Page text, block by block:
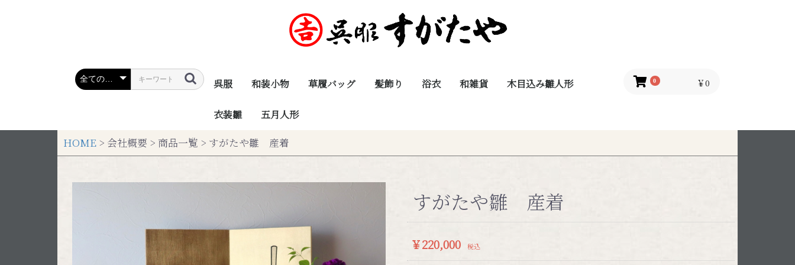
呉服 和装小物 草履バッグ 髪飾り 浴衣 和雑貨 木目込み雛人形
衣装雛 五月人形
0 ￥0
HOME > 会社概要 > 商品一覧 > すがたや雛 産着
すがたや雛 産着
￥220,000 税込